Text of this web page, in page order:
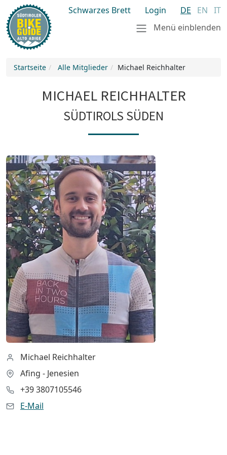
Schwarzes Brett Login DE EN IT
Menü einblenden
Startseite Alle Mitglieder Michael Reichhalter
MICHAEL REICHHALTER
SÜDTIROLS SÜDEN
Michael Reichhalter
Afing - Jenesien
+39 3807105546
E-Mail